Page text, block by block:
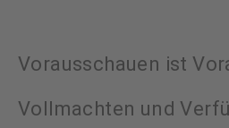
Vorausschauen ist
Vollmachten und